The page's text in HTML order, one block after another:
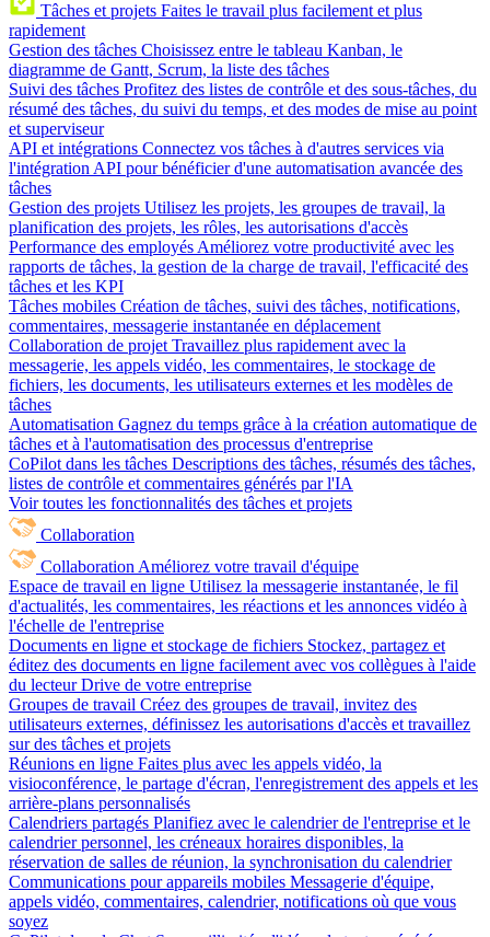
Tâches et projets Faites le travail plus facilement et plus
rapidement
Gestion des tâches Choisissez entre le tableau Kanban, le
diagramme de Gantt, Scrum, la liste des tâches
Suivi des tâches Profitez des listes de contrôle et des sous-tâches, du
résumé des tâches, du suivi du temps, et des modes de mise au point
et superviseur
API et intégrations Connectez vos tâches à d'autres services via
l'intégration API pour bénéficier d'une automatisation avancée des
tâches
Gestion des projets Utilisez les projets, les groupes de travail, la
planification des projets, les rôles, les autorisations d'accès
Performance des employés Améliorez votre productivité avec les
rapports de tâches, la gestion de la charge de travail, l'efficacité des
tâches et les KPI
Tâches mobiles Création de tâches, suivi des tâches, notifications,
commentaires, messagerie instantanée en déplacement
Collaboration de projet Travaillez plus rapidement avec la
messagerie, les appels vidéo, les commentaires, le stockage de
fichiers, les documents, les utilisateurs externes et les modèles de
tâches
Automatisation Gagnez du temps grâce à la création automatique de
tâches et à l'automatisation des processus d'entreprise
CoPilot dans les tâches Descriptions des tâches, résumés des tâches,
listes de contrôle et commentaires générés par l'IA
Voir toutes les fonctionnalités des tâches et projets
Collaboration
Collaboration Améliorez votre travail d'équipe
Espace de travail en ligne Utilisez la messagerie instantanée, le fil
d'actualités, les commentaires, les réactions et les annonces vidéo à
l'échelle de l'entreprise
Documents en ligne et stockage de fichiers Stockez, partagez et
éditez des documents en ligne facilement avec vos collègues à l'aide
du lecteur Drive de votre entreprise
Groupes de travail Créez des groupes de travail, invitez des
utilisateurs externes, définissez les autorisations d'accès et travaillez
sur des tâches et projets
Réunions en ligne Faites plus avec les appels vidéo, la
visioconférence, le partage d'écran, l'enregistrement des appels et les
arrière-plans personnalisés
Calendriers partagés Planifiez avec le calendrier de l'entreprise et le
calendrier personnel, les créneaux horaires disponibles, la
réservation de salles de réunion, la synchronisation du calendrier
Communications pour appareils mobiles Messagerie d'équipe,
appels vidéo, commentaires, calendrier, notifications où que vous
soyez